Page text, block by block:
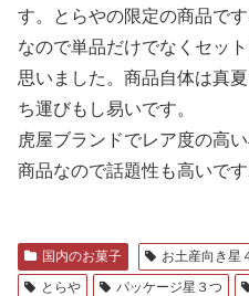
す。とらやの限定の商品で
なので単品だけでなくセッ
思いました。商品自体は真
ち運びもし易いです。
虎屋ブランドでレア度の高
商品なので話題性も高いです
国内のお菓子 お土産向き星
とらや
パッケージ星３つ